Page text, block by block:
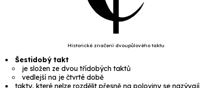
Historické značení dvoupůlového taktu
Šestidobý takt
je složen ze dvou třídobých taktů
vedlejší na je čtvrté době
takty, které nelze rozdělit přesně na poloviny se nazývají